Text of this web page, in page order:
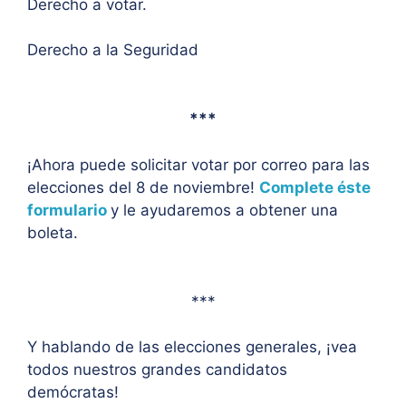
Derecho a votar.
Derecho a la Seguridad
***
¡Ahora puede solicitar votar por correo para las
elecciones del 8 de noviembre! Complete éste
formulario y le ayudaremos a obtener una
boleta.
***
Y hablando de las elecciones generales, ¡vea
todos nuestros grandes candidatos
demócratas!